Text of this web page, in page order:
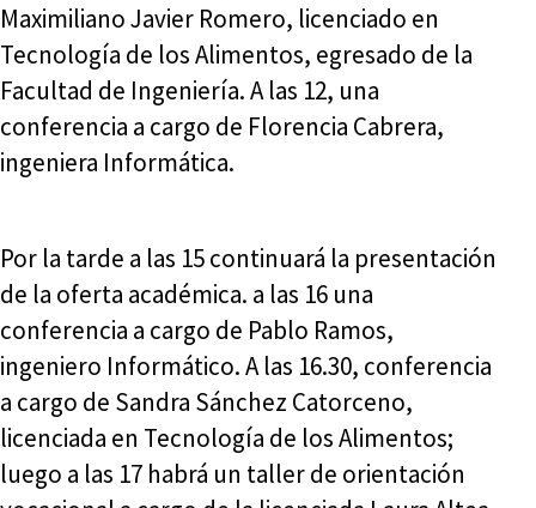
Maximiliano Javier Romero, licenciado en
Tecnología de los Alimentos, egresado de la
Facultad de Ingeniería. A las 12, una
conferencia a cargo de Florencia Cabrera,
ingeniera Informática.
Por la tarde a las 15 continuará la presentación
de la oferta académica. a las 16 una
conferencia a cargo de Pablo Ramos,
ingeniero Informático. A las 16.30, conferencia
a cargo de Sandra Sánchez Catorceno,
licenciada en Tecnología de los Alimentos;
luego a las 17 habrá un taller de orientación